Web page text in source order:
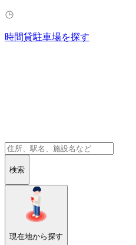
時間貸駐車場を探す
検索
現在地から探す